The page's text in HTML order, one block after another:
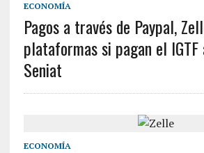
ECONOMÍA
Pagos a través de Paypal,
plataformas si pagan el
Seniat
ECONOMÍA